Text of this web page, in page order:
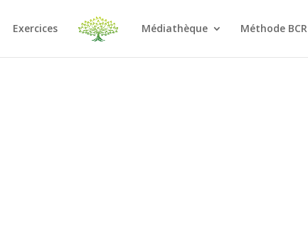
Exercices Médiathèque Méthode BCR